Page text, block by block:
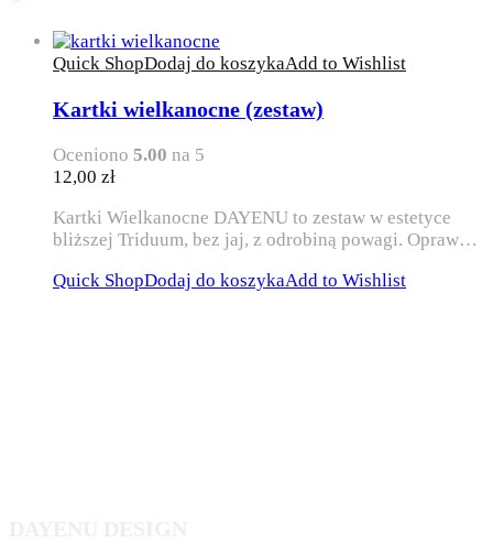
Quick ShopDodaj do koszykaAdd to Wishlist
Kartki wielkanocne (zestaw)
Oceniono 5.00 na 5
12,00 zł
Kartki Wielkanocne DAYENU to zestaw w estetyce
bliższej Triduum, bez jaj, z odrobiną powagi. Opraw…
Quick ShopDodaj do koszykaAdd to Wishlist